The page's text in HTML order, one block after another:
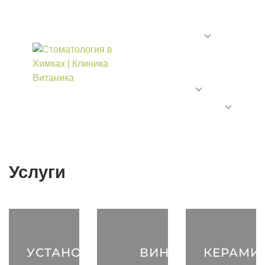
Услуги
УСТАНОВКА
ВИНИРЫ